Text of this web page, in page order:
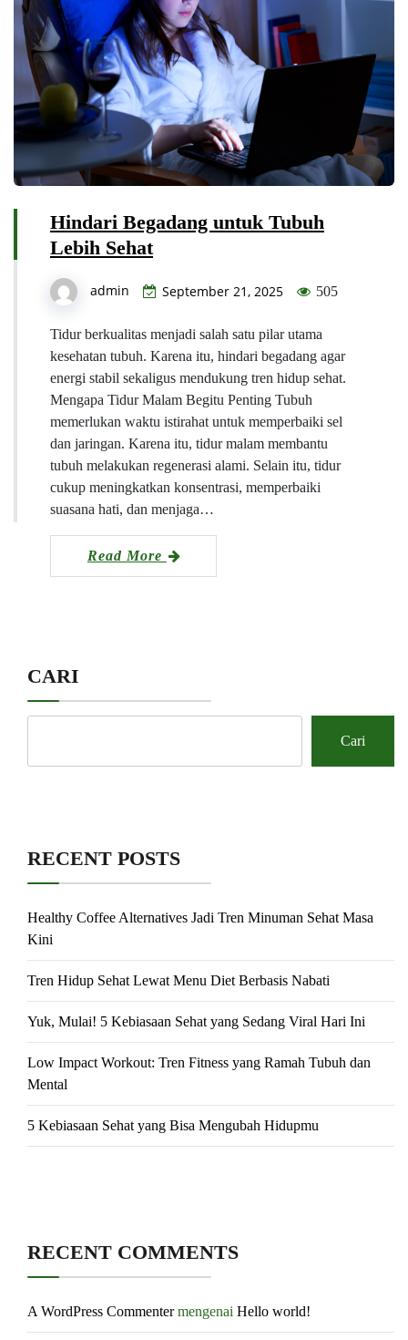
Hindari Begadang untuk Tubuh
Lebih Sehat
admin September 21, 2025 505
Tidur berkualitas menjadi salah satu pilar utama
kesehatan tubuh. Karena itu, hindari begadang agar
energi stabil sekaligus mendukung tren hidup sehat.
Mengapa Tidur Malam Begitu Penting Tubuh
memerlukan waktu istirahat untuk memperbaiki sel
dan jaringan. Karena itu, tidur malam membantu
tubuh melakukan regenerasi alami. Selain itu, tidur
cukup meningkatkan konsentrasi, memperbaiki
suasana hati, dan menjaga…
Read More
CARI
Cari
RECENT POSTS
Healthy Coffee Alternatives Jadi Tren Minuman Sehat Masa
Kini
Tren Hidup Sehat Lewat Menu Diet Berbasis Nabati
Yuk, Mulai! 5 Kebiasaan Sehat yang Sedang Viral Hari Ini
Low Impact Workout: Tren Fitness yang Ramah Tubuh dan
Mental
5 Kebiasaan Sehat yang Bisa Mengubah Hidupmu
RECENT COMMENTS
A WordPress Commentermengenai Hello world!